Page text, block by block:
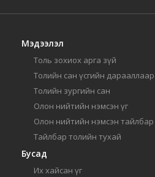
Мэдээлэл
Толь зохиох арга зүй
Толийн сан үсгийн дарааллаар
Толийн зургийн сан
Олон нийтийн нэмсэн үг
Олон нийтийн нэмсэн тайлбар
Тайлбар толийн тухай
Бусад
Их хайсан үг